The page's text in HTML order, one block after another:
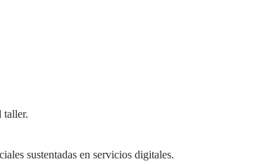
taller.
sustentadas en servicios digitales.